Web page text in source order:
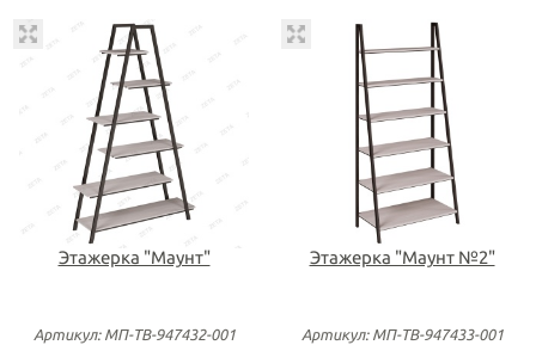
Этажерка "Маунт"
Артикул: МП-ТВ-947432-001
Этажерка "Маунт №2"
Артикул: МП-ТВ-947433-001